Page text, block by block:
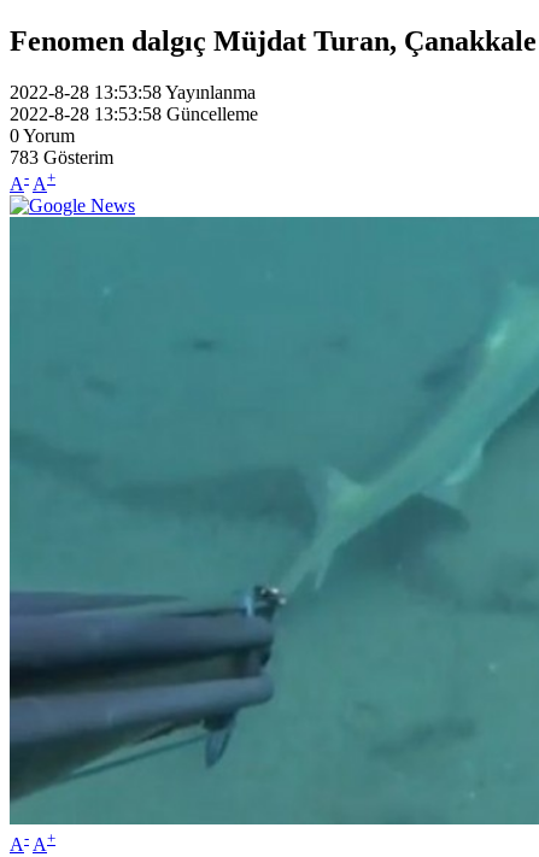
Fenomen dalgıç Müjdat Turan, Çanakkale
2022-8-28 13:53:58Yayınlanma
2022-8-28 13:53:58 Güncelleme
0Yorum
783 Gösterim
A- A+
A- A+